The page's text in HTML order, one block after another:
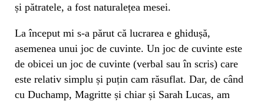
și pătratele, a fost naturalețea mesei.
La început mi s-a părut că lucrarea e ghidușă,
asemenea unui joc de cuvinte. Un joc de cuvinte este
de obicei un joc de cuvinte (verbal sau în scris) care
este relativ simplu și puțin cam răsuflat. Dar, de când
cu Duchamp, Magritte și chiar și Sarah Lucas, am